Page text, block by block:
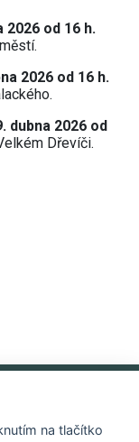
2026 od 16 h.
2026 od 16 h.
dubna 2026 od
Dřevíči.
na tlačítko